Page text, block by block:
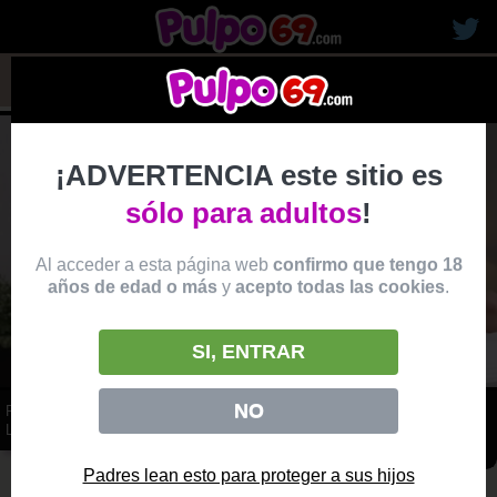
¡ADVERTENCIA este sitio es
sólo para adultos!
Al acceder a esta página web confirmo que tengo 18
años de edad o más y acepto todas las cookies.
NO
SI, ENTRAR
Padres lean esto para proteger a sus hijos
PAREJA FOLLAN APASIONADAMENTE Y LA RUBIA SE TRAGA LA